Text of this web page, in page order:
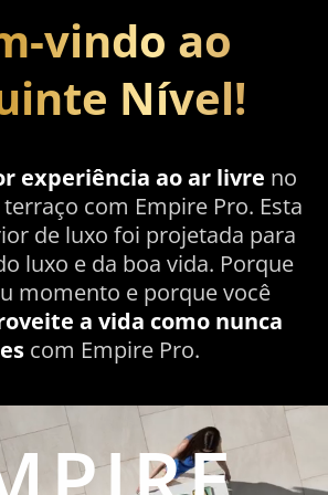
exterior de luxo
vindo ao
Nível!
experiência ao ar livre no
com Empire Pro. Esta
de luxo foi projetada para
luxo e da boa vida. Porque
momento e porque você
a vida como nunca
com Empire Pro.